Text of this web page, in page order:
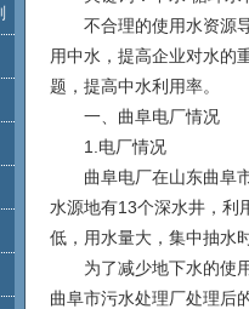
不合理的使用水资源导
用中水，提高企业对水的
题，提高中水利用率。
一、曲阜电厂情况
1.电厂情况
曲阜电厂在山东曲阜市
水源地有13个深水井，利
低，用水量大，集中抽水
为了减少地下水的使用
曲阜市污水处理厂处理后